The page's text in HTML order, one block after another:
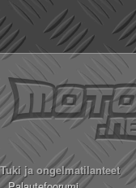
Tuki ja ongelmatilanteet